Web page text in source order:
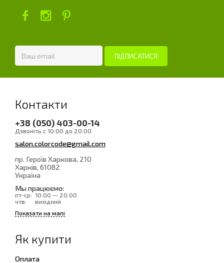
Контакти
+38 (050) 403-00-14
Дзвоніть с 10:00 до 20:00
salon.colorcode@gmail.com
пр. Героїв Харкова, 210
Харків, 61082
Україна
Мы працюємо:
пт-ср: 10:00 — 20:00
чтв:
вихідний
Показати на мапі
Як купити
Оплата